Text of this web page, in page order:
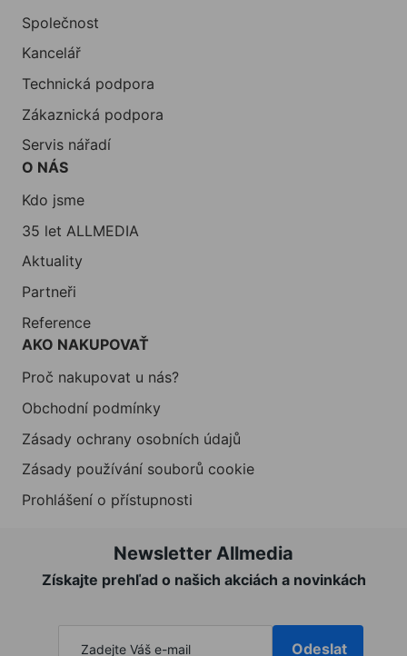
Společnost
Kancelář
Technická podpora
Zákaznická podpora
Servis nářadí
O NÁS
Kdo jsme
35 let ALLMEDIA
Aktuality
Partneři
Reference
AKO NAKUPOVAŤ
Proč nakupovat u nás?
Obchodní podmínky
Zásady ochrany osobních údajů
Zásady používání souborů cookie
Prohlášení o přístupnosti
Newsletter Allmedia
Získajte prehľad o našich akciách a novinkách
Odeslat